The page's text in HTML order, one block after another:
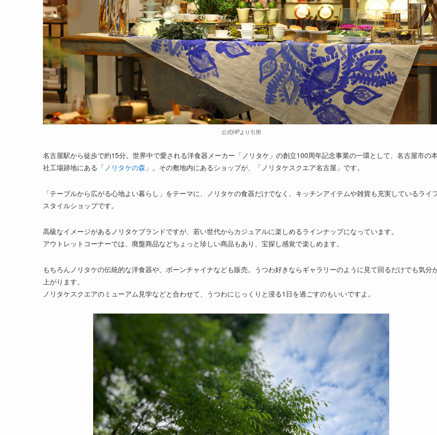
公式HPより引用
名古屋駅から徒歩で約15分。世界中で愛される洋食器メーカー「ノリタケ」の創立100周年記念事業の一環として、名古屋市の
社工場跡地にある「 ノリタケの森 」。その敷地内にあるショップが、「ノリタケスクエア名古屋」です。
「テーブルから広がる心地よい暮らし」をテーマに、ノリタケの食器だけでなく、キッチンアイテムや雑貨も充実しているライ
スタイルショップです。
高級なイメージがあるノリタケブランドですが、若い世代からカジュアルに楽しめるラインナップになっています。
アウトレットコーナーでは、廃盤商品などちょっと珍しい商品もあり、宝探し感覚で楽しめます。
もちろんノリタケの伝統的な洋食器や、ボーンチャイナなども販売。うつわ好きならギャラリーのように見て回るだけでも気分
上がります。
ノリタケスクエアのミューアム見学などと合わせて、うつわにじっくりと浸る1日を過ごすのもいいですよ。